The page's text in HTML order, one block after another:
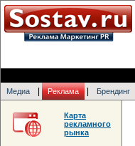
Медиа Реклама Брендинг
Карта
рекламного
рынка